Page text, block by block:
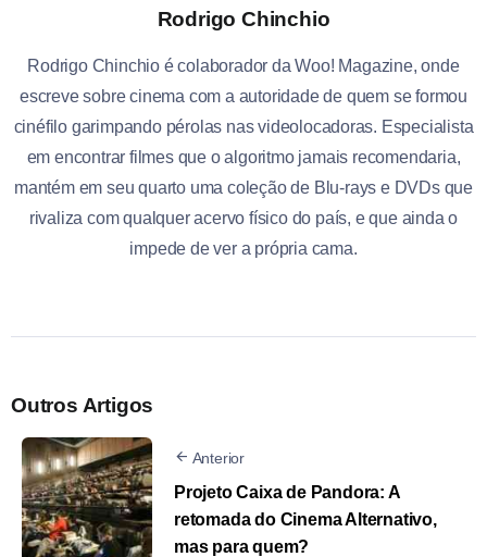
Rodrigo Chinchio
Rodrigo Chinchio é colaborador da Woo! Magazine, onde
escreve sobre cinema com a autoridade de quem se formou
cinéfilo garimpando pérolas nas videolocadoras. Especialista
em encontrar filmes que o algoritmo jamais recomendaria,
mantém em seu quarto uma coleção de Blu-rays e DVDs que
rivaliza com qualquer acervo físico do país, e que ainda o
impede de ver a própria cama.
Outros Artigos
Anterior
Projeto Caixa de Pandora: A
retomada do Cinema Alternativo,
mas para quem?